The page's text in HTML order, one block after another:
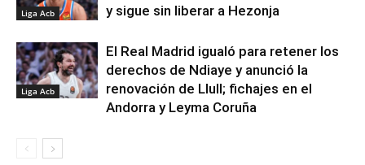
Liga Acb
y sigue sin liberar a Hezonja
Liga Acb
El Real Madrid igualó para retener los
derechos de Ndiaye y anunció la
renovación de Llull; fichajes en el
Andorra y Leyma Coruña